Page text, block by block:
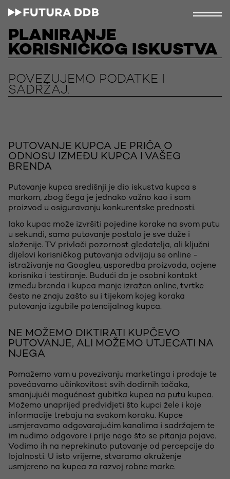
PLANIRANJE
KORISNIČKOG ISKUSTVA
POVEZUJEMO PODATKE I
SADRŽAJ.
PUTOVANJE KUPCA JE PRIČA O
ODNOSU IZMEĐU KUPCA I VAŠEG
BRENDA
Putovanje kupca središnji je dio iskustva kupca s
markom, zbog čega je jednako važno kao i sam
proizvod u osiguravanju konkurentske prednosti.
Iako kupac može izvršiti pojedine korake na svom putu
u sekundi, samo putovanje postalo je sve duže i
složenije. TV privlači pozornost gledatelja, ali ključni
dijelovi korisničkog putovanja odvijaju se online -
istraživanje na Googleu, usporedba proizvoda, ocjene
korisnika i testiranje. Budući da je osobni kontakt
između brenda i kupca manje izražen online, tvrtke
često ne znaju zašto su i tijekom kojeg koraka
putovanja izgubile potencijalnog kupca.
NE MOŽEMO DIKTIRATI KUPČEVO
PUTOVANJE, ALI MOŽEMO UTJECATI NA
NJEGA
Pomažemo vam u povezivanju marketinga i prodaje te
povećavamo učinkovitost svih dodirnih točaka,
smanjujući mogućnost gubitka kupca na putu kupca.
Možemo unaprijed predvidjeti što kupci žele i koje
informacije trebaju na svakom koraku. Kupce
usmjeravamo odgovarajućim kanalima i sadržajem te
im nudimo odgovore i prije nego što se pitanja pojave.
Vodimo ih na neprekinuto putovanje od percepcije do
lojalnosti. U isto vrijeme, stvaramo okruženje
usmjereno na kupca za razvoj robne marke.